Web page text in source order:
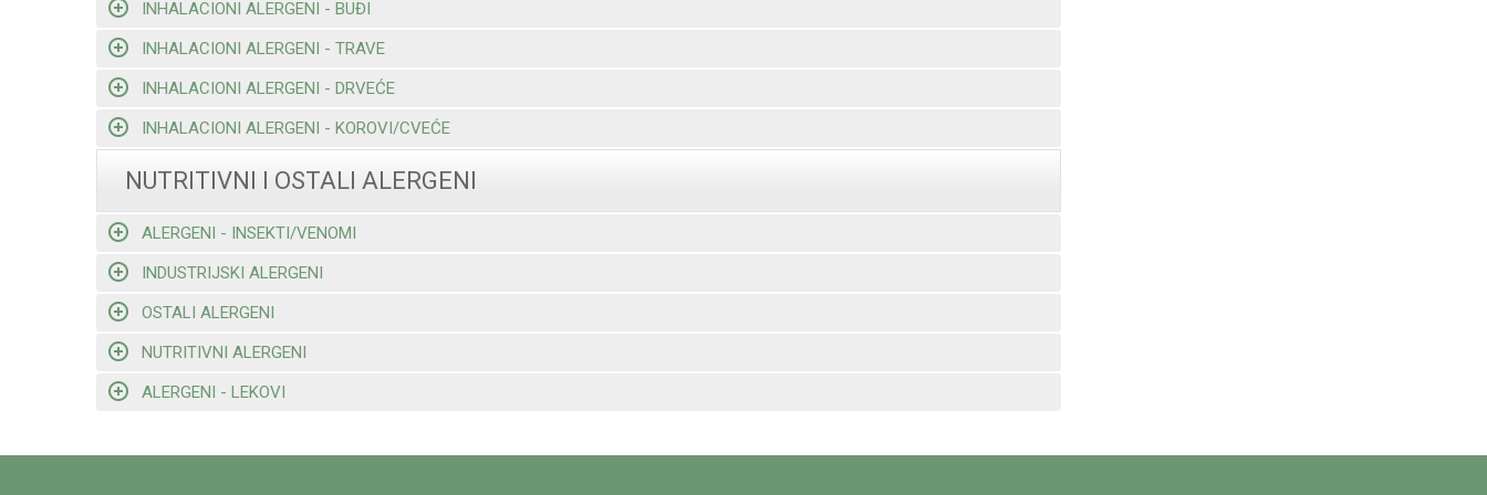
INHALACIONI ALERGENI - BUĐI
INHALACIONI ALERGENI - TRAVE
INHALACIONI ALERGENI - DRVEĆE
INHALACIONI ALERGENI - KOROVI/CVEĆE
NUTRITIVNI I OSTALI ALERGENI
ALERGENI - INSEKTI/VENOMI
INDUSTRIJSKI ALERGENI
OSTALI ALERGENI
NUTRITIVNI ALERGENI
ALERGENI - LEKOVI